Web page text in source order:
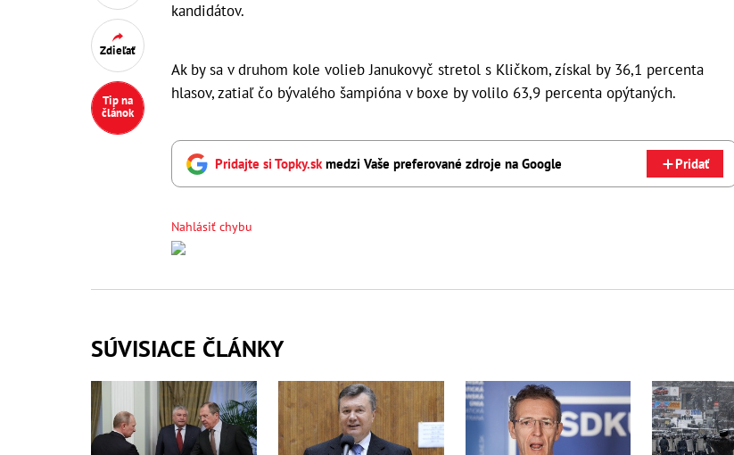
Zdieľať
Tip na
článok
kandidátov.
Ak by sa v druhom kole volieb Janukovyč stretol s Kličkom, získal by 36,1 percenta
hlasov, zatiaľ čo bývalého šampióna v boxe by volilo 63,9 percenta opýtaných.
Pridajte si Topky.sk medzi Vaše preferované zdroje na Google Pridať
Nahlásiť chybu
SÚVISIACE ČLÁNKY